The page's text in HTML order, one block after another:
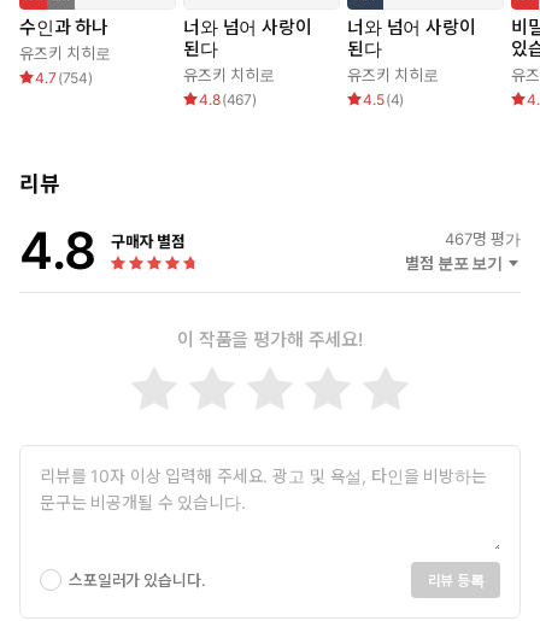
수인과 하나
유즈키 치히로
4.7 (754)
너와 넘어 사랑이
된다
유즈키 치히로
4.8(467)
너와 넘어 사랑이
된다
유즈키 치히로
4.5(4)
비
있
유
리뷰
4.8 구매자 별점 467명 평가
별점 분포 보기
이 작품을 평가해 주세요!
스포일러가 있습니다. 리뷰 등록